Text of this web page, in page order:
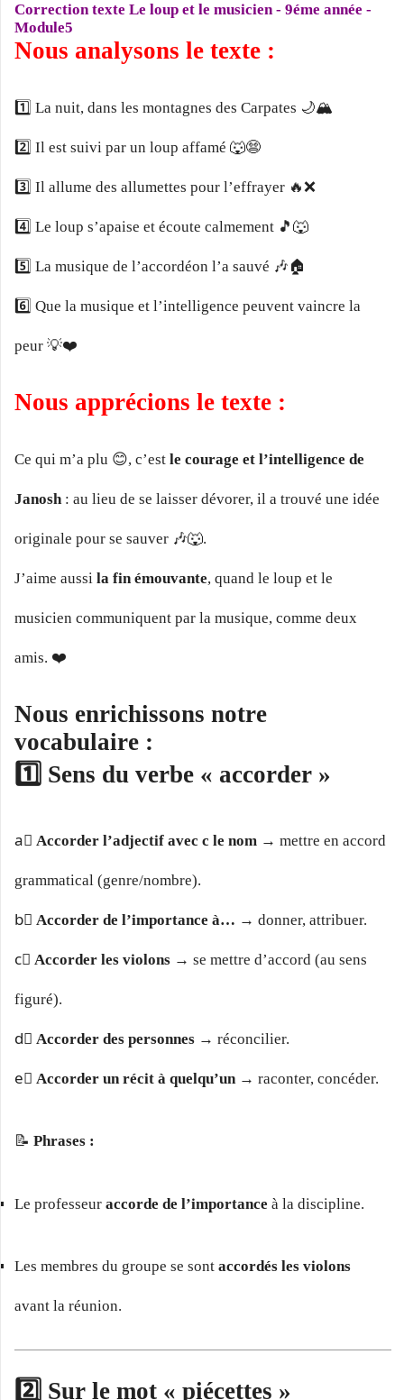
Correction texte Le loup et le musicien - 9éme année -
Module5
Nous analysons le texte :
1️⃣ La nuit, dans les montagnes des Carpates 🌙🏔️
2️⃣ Il est suivi par un loup affamé 🐺😨
3️⃣ Il allume des allumettes pour l’effrayer 🔥❌
4️⃣ Le loup s’apaise et écoute calmement 🎵🐺
5️⃣ La musique de l’accordéon l’a sauvé 🎶🏠
6️⃣ Que la musique et l’intelligence peuvent vaincre la
peur 💡❤️
Nous apprécions le texte :
Ce qui m’a plu 😊, c’est le courage et l’intelligence de
Janosh : au lieu de se laisser dévorer, il a trouvé une idée
originale pour se sauver 🎶🐺.
J’aime aussi la fin émouvante, quand le loup et le
musicien communiquent par la musique, comme deux
amis. ❤️
Nous enrichissons notre
vocabulaire :
1️⃣ Sens du verbe « accorder »
a️⃣ Accorder l’adjectif avec c le nom → mettre en accord
grammatical (genre/nombre).
b️⃣ Accorder de l’importance à… → donner, attribuer.
c️⃣ Accorder les violons → se mettre d’accord (au sens
figuré).
d️⃣ Accorder des personnes → réconcilier.
e️⃣ Accorder un récit à quelqu’un → raconter, concéder.
📝 Phrases :
Le professeur accorde de l’importance à la discipline.
Les membres du groupe se sont accordés les violons
avant la réunion.
2️⃣ Sur le mot « piécettes »